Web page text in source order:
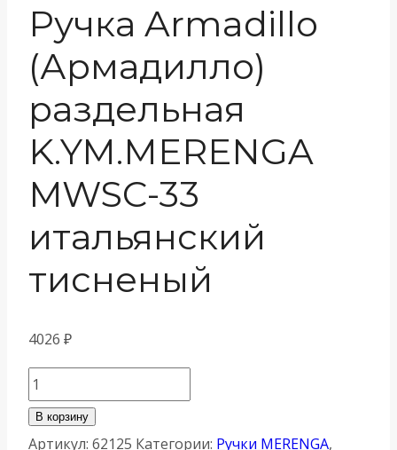
Ручка Armadillo
(Армадилло)
раздельная
K.YM.MERENGA
MWSC-33
итальянский
тисненый
4026 ₽
Количество
товара
Ручка
В корзину
Артикул: 62125 Категории: Ручки MERENGA,